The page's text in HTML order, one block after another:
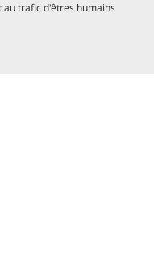
trafic d'êtres humains